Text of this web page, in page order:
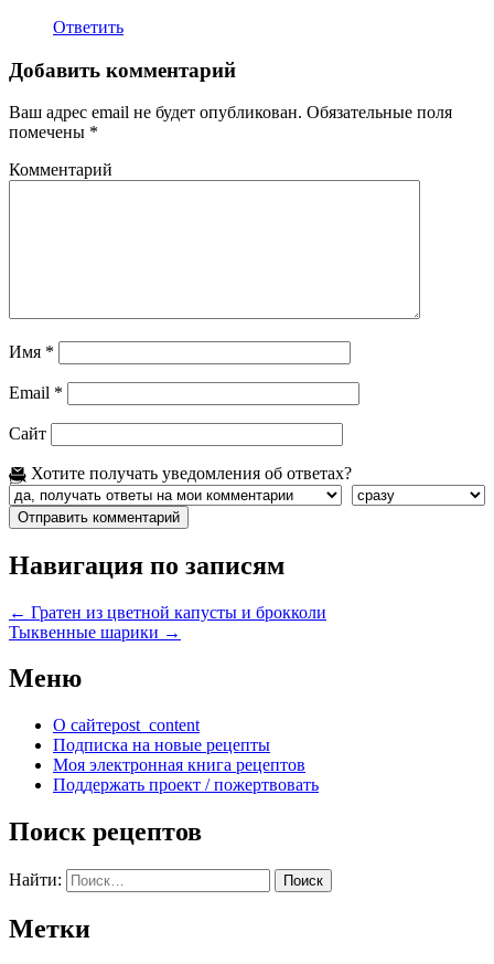
Ответить
Добавить комментарий
Ваш адрес email не будет опубликован. Обязательные поля
помечены *
Комментарий
Имя *
Email *
Сайт
Хотите получать уведомления об ответах?
Навигация по записям
← Гратен из цветной капусты и брокколи
Тыквенные шарики →
Меню
О сайтеpost_content
Подписка на новые рецепты
Моя электронная книга рецептов
Поддержать проект / пожертвовать
Поиск рецептов
Найти:
Метки